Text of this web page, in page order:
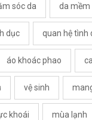
sóc da da mềm
dục quan hệ tình
áo khoác phao
vệ sinh
khoái mùa lạnh